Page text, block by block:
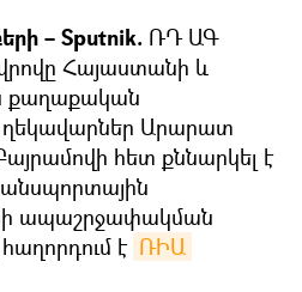
– Sputnik. ՌԴ ԱԳ
Հայաստանի և
քաղաքական
ղեկավարներ Արարատ
հետ քննարկել է
ապաշրջափակման
հաղորդում է ՌԻԱ